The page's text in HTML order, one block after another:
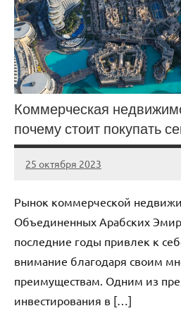
Коммерческая
почему стоит покупать
25 октября 2023
Avtor
Нет
Рынок коммерческой
Объединенных Арабских
последние годы привлек к
внимание благодаря своим
преимуществам. Одним из
инвестирования в […]